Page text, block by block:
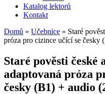
Katalog lektorů
Kontakt
Domů » Učebnice » Staré
próza pro cizince učící se česky
Staré pověsti české
adaptovaná próza
česky (B1) + audio